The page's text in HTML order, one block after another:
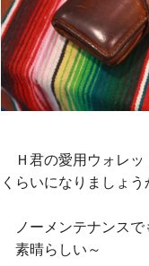
Ｈ君の愛用ウォレ
くらいになりましょう
ノーメンテナンス
素晴らしい～